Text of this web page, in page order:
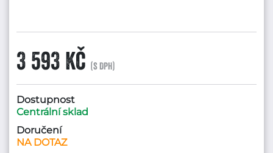
3 593 Kč (s DPH)
Dostupnost
Centrální sklad
Doručení
NA DOTAZ